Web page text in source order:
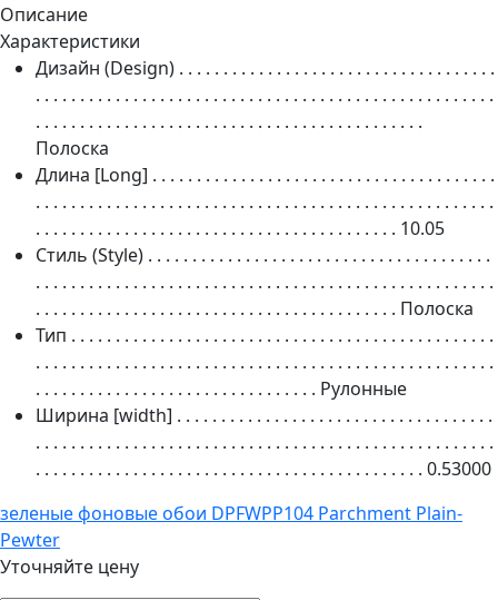
Описание
Характеристики
Дизайн (Design) . . . . . . . . . . . . . . . . . . . . . . . . . . . . . . . . . . . .
. . . . . . . . . . . . . . . . . . . . . . . . . . . . . . . . . . . . . . . . . . . . . . . . . . . .
. . . . . . . . . . . . . . . . . . . . . . . . . . . . . . . . . . . . . . . . . . . .
Полоска
Длина [Long] . . . . . . . . . . . . . . . . . . . . . . . . . . . . . . . . . . . . . . .
. . . . . . . . . . . . . . . . . . . . . . . . . . . . . . . . . . . . . . . . . . . . . . . . . . . .
. . . . . . . . . . . . . . . . . . . . . . . . . . . . . . . . . . . . . . . . . 10.05
Стиль (Style) . . . . . . . . . . . . . . . . . . . . . . . . . . . . . . . . . . . . . . .
. . . . . . . . . . . . . . . . . . . . . . . . . . . . . . . . . . . . . . . . . . . . . . . . . . . .
. . . . . . . . . . . . . . . . . . . . . . . . . . . . . . . . . . . . . . . . . Полоска
Тип . . . . . . . . . . . . . . . . . . . . . . . . . . . . . . . . . . . . . . . . . . . . . . . .
. . . . . . . . . . . . . . . . . . . . . . . . . . . . . . . . . . . . . . . . . . . . . . . . . . . .
. . . . . . . . . . . . . . . . . . . . . . . . . . . . . . . . Рулонные
Ширина [width] . . . . . . . . . . . . . . . . . . . . . . . . . . . . . . . . . . . .
. . . . . . . . . . . . . . . . . . . . . . . . . . . . . . . . . . . . . . . . . . . . . . . . . . . .
. . . . . . . . . . . . . . . . . . . . . . . . . . . . . . . . . . . . . . . . . . . . 0.53000
зеленые фоновые обои DPFWPP104 Parchment Plain-
Pewter
Уточняйте цену